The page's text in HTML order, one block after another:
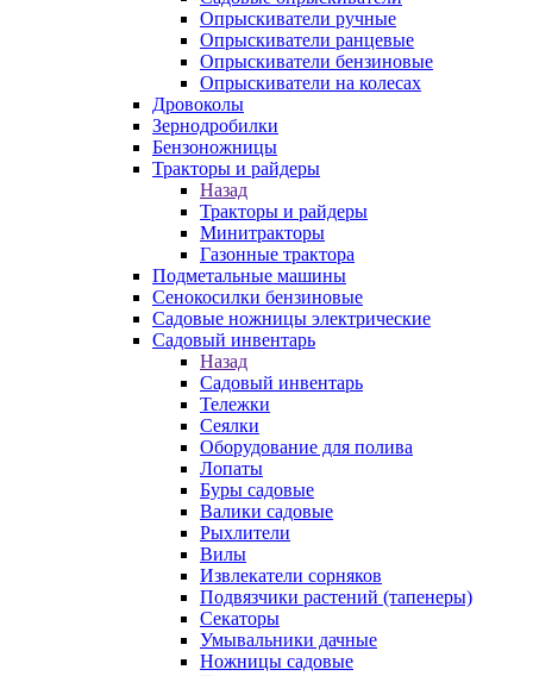
Опрыскиватели ручные
Опрыскиватели ранцевые
Опрыскиватели бензиновые
Опрыскиватели на колесах
Дровоколы
Зернодробилки
Бензоножницы
Тракторы и райдеры
Назад
Тракторы и райдеры
Минитракторы
Газонные трактора
Подметальные машины
Сенокосилки бензиновые
Садовые ножницы электрические
Садовый инвентарь
Назад
Садовый инвентарь
Тележки
Сеялки
Оборудование для полива
Лопаты
Буры садовые
Валики садовые
Рыхлители
Вилы
Извлекатели сорняков
Подвязчики растений (тапенеры)
Секаторы
Умывальники дачные
Ножницы садовые